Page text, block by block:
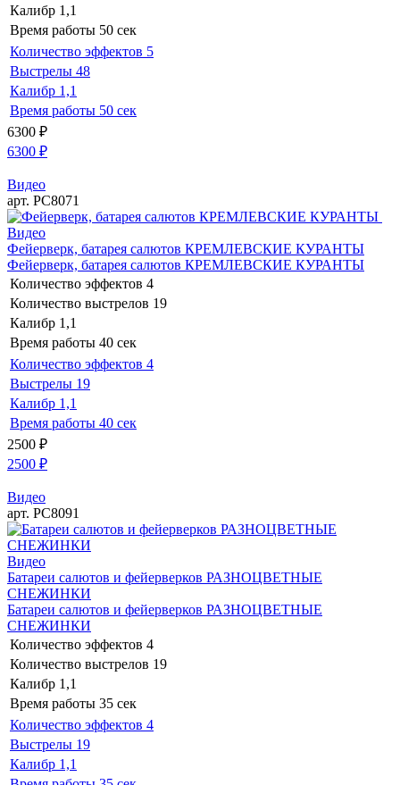
Калибр 1,1
Время работы 50 сек
Количество эффектов 5
Выстрелы 48
Калибр 1,1
Время работы 50 сек
6300 ₽
6300 ₽
Видео
арт. РС8071
Видео
Фейерверк, батарея салютов КРЕМЛЕВСКИЕ КУРАНТЫ
Фейерверк, батарея салютов КРЕМЛЕВСКИЕ КУРАНТЫ
Количество эффектов 4
Количество выстрелов 19
Калибр 1,1
Время работы 40 сек
Количество эффектов 4
Выстрелы 19
Калибр 1,1
Время работы 40 сек
2500 ₽
2500 ₽
Видео
арт. РС8091
Видео
Батареи салютов и фейерверков РАЗНОЦВЕТНЫЕ
СНЕЖИНКИ
Батареи салютов и фейерверков РАЗНОЦВЕТНЫЕ
СНЕЖИНКИ
Количество эффектов 4
Количество выстрелов 19
Калибр 1,1
Время работы 35 сек
Количество эффектов 4
Выстрелы 19
Калибр 1,1